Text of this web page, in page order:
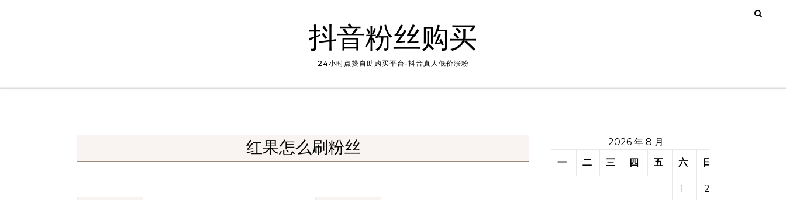
抖音粉丝购买
24小时点赞自助购买平台-抖音真人低价涨粉
红果怎么刷粉丝
2026 年 8 月
一
二 三 四 五 六 日
1 2